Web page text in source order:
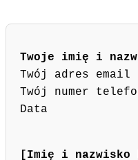
Twoje imię i
Twój adres email
Twój numer
Data
[Imię i nazwisko